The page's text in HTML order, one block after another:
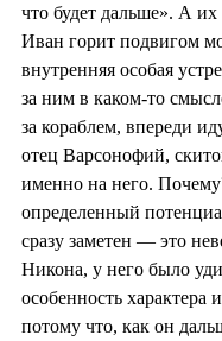
что будет дальше». А
Иван горит подвигом
внутренняя особая
за ним в каком-то
за кораблем, впереди
отец Варсонофий,
именно на него.
определенный
сразу заметен — это
Никона, у него было
особенность характера
потому что, как он